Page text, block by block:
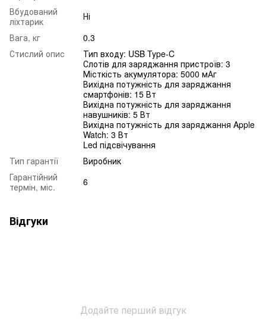
Вбудований
ліхтарик
Ні
Вага, кг
0.3
Стислий опис
Тип входу: USB Type-C
Слотів для заряджання пристроїв: 3
Місткість акумулятора: 5000 мАг
Вихідна потужність для заряджання
смартфонів: 15 Вт
Вихідна потужність для заряджання
навушників: 5 Вт
Вихідна потужність для заряджання Apple
Watch: 3 Вт
Led підсвічування
Тип гарантії
Виробник
Гарантійний
термін, міс.
6
Відгуки
Додайте перший відгук